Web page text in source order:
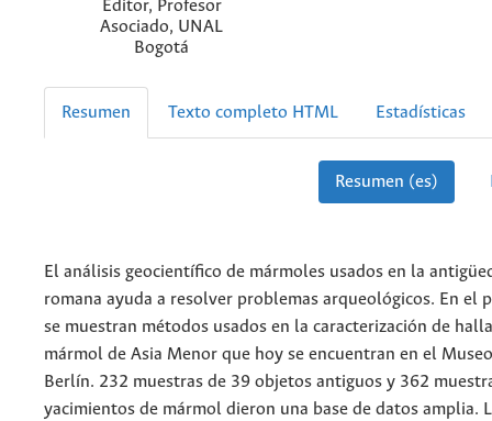
Editor, Profesor
Asociado, UNAL
Bogotá
Resumen Texto completo HTML Estadísticas
Resumen (es)
El análisis geocientífico de mármoles usados en la
romana ayuda a resolver problemas arqueológicos. En el
se muestran métodos usados en la caracterización de
mármol de Asia Menor que hoy se encuentran en el
Berlín. 232 muestras de 39 objetos antiguos y 362
yacimientos de mármol dieron una base de datos amplia.